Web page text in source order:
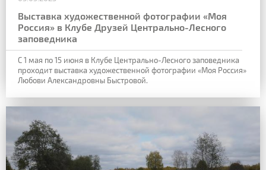
Выставка художественной фотографии «Моя
Россия» в Клубе Друзей Центрально-Лесного
заповедника
С 1 мая по 15 июня в Клубе Центрально-Лесного заповедника
проходит выставка художественной фотографии «Моя Россия»
Любови Александровны Быстровой.